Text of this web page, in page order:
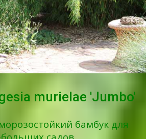
murielae 'Jumbo'
бамбук для